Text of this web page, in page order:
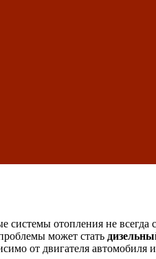
системы отопления не всегда
может стать
от двигателя автомобиля